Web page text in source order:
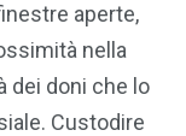
aperte,
nella
dei doni che lo
Custodire